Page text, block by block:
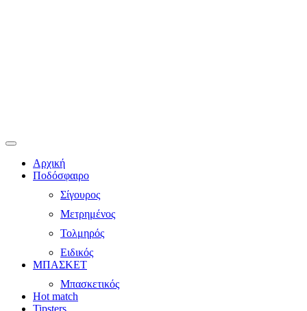
Αρχική
Ποδόσφαιρο
Σίγουρος
Μετρημένος
Τολμηρός
Ειδικός
ΜΠΑΣΚΕΤ
Μπασκετικός
Hot match
Tipsters